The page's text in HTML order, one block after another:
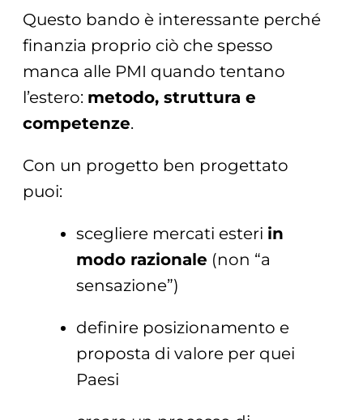
Questo bando è interessante perché
finanzia proprio ciò che spesso
manca alle PMI quando tentano
l’estero: metodo, struttura e
competenze.
Con un progetto ben progettato
puoi:
scegliere mercati esteri in
modo razionale (non “a
sensazione”)
definire posizionamento e
proposta di valore per quei
Paesi